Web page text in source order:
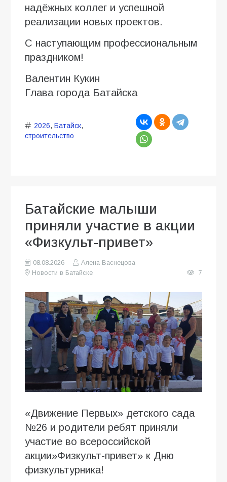
надёжных коллег и успешной
реализации новых проектов.
С наступающим профессиональным
праздником!
Валентин Кукин
Глава города Батайска
2026, Батайск,
строительство
Батайские малыши
приняли участие в акции
«Физкульт-привет»
08.08.2026
Алена Васнецова
Новости в Батайске
7
«Движение Первых» детского сада
№26 и родители ребят приняли
участие во всероссийской
акции»Физкульт-привет» к Дню
физкультурника!